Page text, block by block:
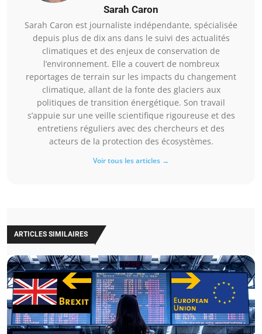
Sarah Caron
Sarah Caron est journaliste indépendante, spécialisée
depuis plus de dix ans dans le suivi des actualités
climatiques et des enjeux de conservation de
l’environnement. Elle a couvert de nombreux
reportages de terrain sur les impacts du changement
climatique, allant de la fonte des glaciers aux
politiques de transition énergétique. Son travail
s’appuie sur une veille scientifique rigoureuse et des
entretiens réguliers avec des chercheurs et des
acteurs de la protection des écosystèmes.
Voir tous les articles →
ARTICLES SIMILAIRES